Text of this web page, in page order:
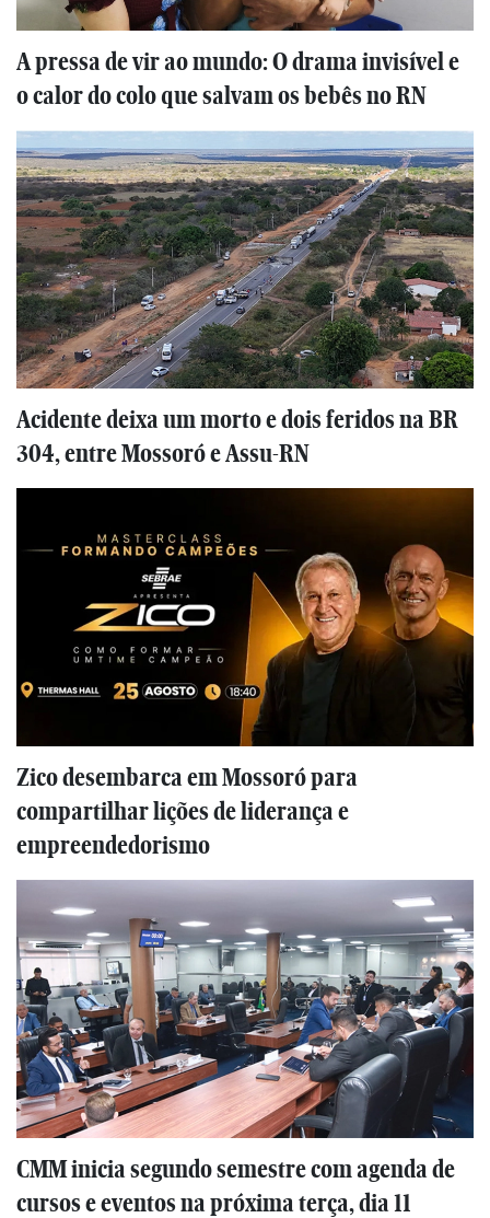
A pressa de vir ao mundo: O drama invisível e
o calor do colo que salvam os bebês no RN
Acidente deixa um morto e dois feridos na BR
304, entre Mossoró e Assu-RN
Zico desembarca em Mossoró para
compartilhar lições de liderança e
empreendedorismo
CMM inicia segundo semestre com agenda de
cursos e eventos na próxima terça, dia 11